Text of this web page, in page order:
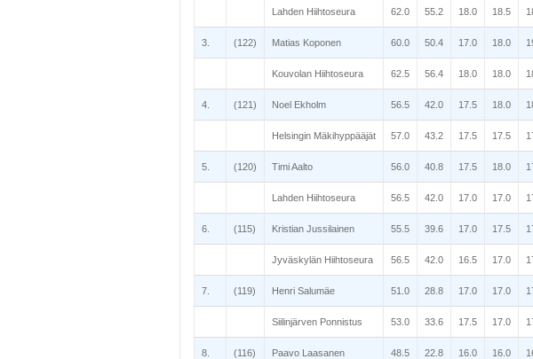
Lahden Hiihtoseura 62.0 55.2 18.0 18.5
3. (122) Matias Koponen 60.0 50.4 17.0 18.0
Kouvolan Hiihtoseura 62.5 56.4 18.0 18.0
4. (121) Noel Ekholm 56.5 42.0 17.5 18.0
Helsingin Mäkihyppääjät 57.0 43.2 17.5 17.5
5. (120) Timi Aalto 56.0 40.8 17.5 18.0
Lahden Hiihtoseura 56.5 42.0 17.0 17.0
6. (115) Kristian Jussilainen 55.5 39.6 17.0 17.5
Jyväskylän Hiihtoseura 56.5 42.0 16.5 17.0
7. (119) Henri Salumäe 51.0 28.8 17.0 17.0
Siilinjärven Ponnistus 53.0 33.6 17.5 17.0
8. (116) Paavo Laasanen 48.5 22.8 16.0 16.0